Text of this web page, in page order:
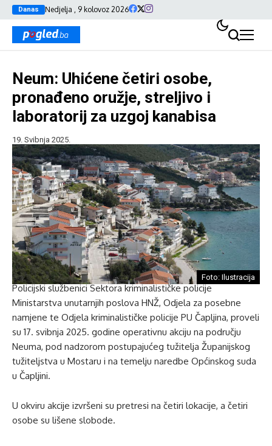
Danas Nedjelja , 9 kolovoz 2026
Neum: Uhićene četiri osobe,
pronađeno oružje, streljivo i
laboratorij za uzgoj kanabisa
19. Svibnja 2025.
Foto: Ilustracija
Policijski službenici Sektora kriminalističke policije
Ministarstva unutarnjih poslova HNŽ, Odjela za posebne
namjene te Odjela kriminalističke policije PU Čapljina, proveli
su 17. svibnja 2025. godine operativnu akciju na području
Neuma, pod nadzorom postupajućeg tužitelja Županijskog
tužiteljstva u Mostaru i na temelju naredbe Općinskog suda
u Čapljini.
U okviru akcije izvršeni su pretresi na četiri lokacije, a četiri
osobe su lišene slobode.